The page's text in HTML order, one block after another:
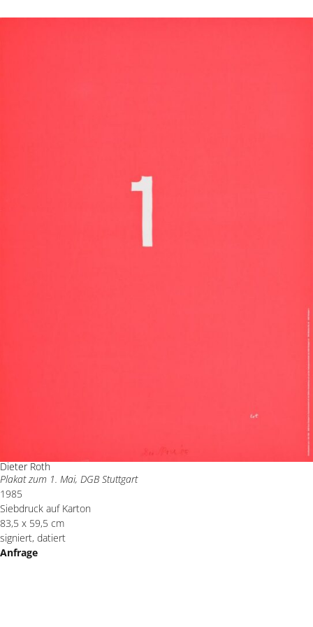
Dieter Roth
Plakat zum 1. Mai, DGB Stuttgart
1985
Siebdruck auf Karton
83,5 x 59,5 cm
signiert, datiert
Anfrage